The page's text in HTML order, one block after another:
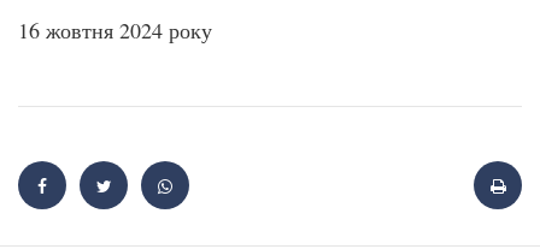
16 жовтня 2024 року